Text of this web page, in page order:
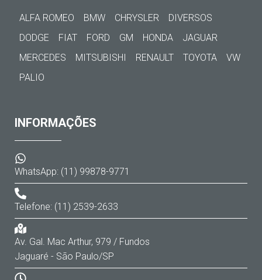
ALFA ROMEO BMW CHRYSLER
DIVERSOS
DODGE
FIAT FORD GM HONDA
JAGUAR
MERCEDES
MITSUBISHI RENAULT TOYOTA
VW
PALIO
INFORMAÇÕES
WhatsApp: (11) 99878-9771
Telefone: (11) 2539-2633
Av. Gal. Mac Arthur, 979 / Fundos
Jaguaré - São Paulo/SP